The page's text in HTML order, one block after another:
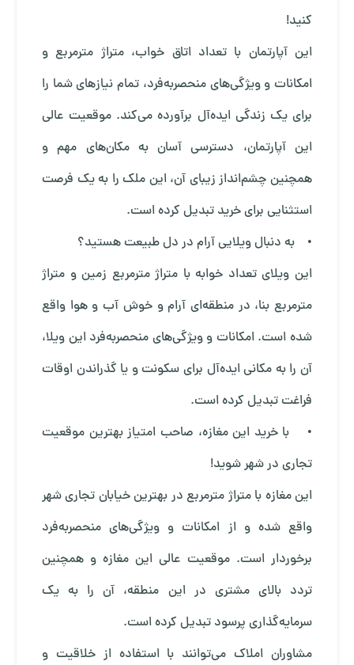
کنید!
این آپارتمان با تعداد اتاق خواب، متراژ مترمربع و
امکانات و ویژگی‌های منحصربه‌فرد، تمام نیازهای شما را
برای یک زندگی ایده‌آل برآورده می‌کند. موقعیت عالی
این آپارتمان، دسترسی آسان به مکان‌های مهم و
همچنین چشم‌انداز زیبای آن، این ملک را به یک فرصت
استثنایی برای خرید تبدیل کرده است.
• به دنبال ویلایی آرام در دل طبیعت هستید؟
این ویلای تعداد خوابه با متراژ مترمربع زمین و متراژ
مترمربع بنا، در منطقه‌ای آرام و خوش آب و هوا واقع
شده است. امکانات و ویژگی‌های منحصربه‌فرد این ویلا،
آن را به مکانی ایده‌آل برای سکونت و یا گذراندن اوقات
فراغت تبدیل کرده است.
• با خرید این مغازه، صاحب امتیاز بهترین موقعیت
تجاری در شهر شوید!
این مغازه با متراژ مترمربع در بهترین خیابان تجاری شهر
واقع شده و از امکانات و ویژگی‌های منحصربه‌فرد
برخوردار است. موقعیت عالی این مغازه و همچنین
تردد بالای مشتری در این منطقه، آن را به یک
سرمایه‌گذاری پرسود تبدیل کرده است.
مشاوران املاک می‌توانند با استفاده از خلاقیت و